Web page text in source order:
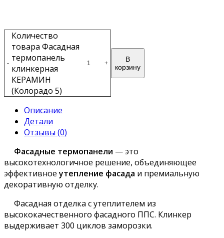
-
Количество
товара Фасадная
термопанель
клинкерная
КЕРАМИН
(Колорадо 5)
+
В
корзину
Описание
Детали
Отзывы (0)
Фасадные термопанели — это
высокотехнологичное решение, объединяющее
эффективноеутепление фасада и премиальную
декоративную отделку.
Фасадная отделка с утеплителем из
высококачественного фасадного ППС. Клинкер
выдерживает 300 циклов заморозки.